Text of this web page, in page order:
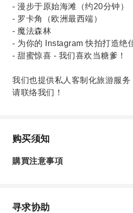
- 漫步于原始海滩（约20分钟）
- 罗卡角（欧洲最西端）
- 魔法森林
- 为你的 Instagram 快拍打造绝
- 甜蜜惊喜 - 我们喜欢当糖爹！
我们也提供私人客制化旅游服务
请联络我们！
购买须知
購買注意事項
寻求协助